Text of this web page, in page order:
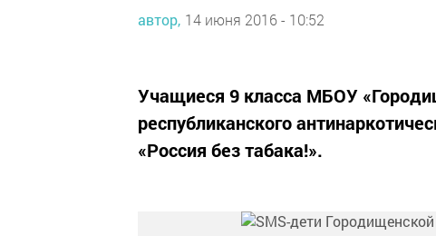
автор, 14 июня 2016 - 10:52
Учащиеся 9 класса МБОУ
республиканского
«Россия без табака!».